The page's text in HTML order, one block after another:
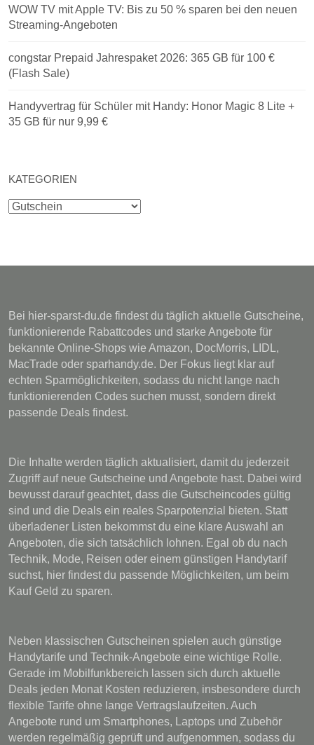
WOW TV mit Apple TV: Bis zu 50 % sparen bei den neuen
Streaming-Angeboten
congstar Prepaid Jahrespaket 2026: 365 GB für 100 €
(Flash Sale)
Handyvertrag für Schüler mit Handy: Honor Magic 8 Lite +
35 GB für nur 9,99 €
KATEGORIEN
Kategorien
Bei hier-sparst-du.de findest du täglich aktuelle Gutscheine,
funktionierende Rabattcodes und starke Angebote für
bekannte Online-Shops wie Amazon, DocMorris, LIDL,
MacTrade oder sparhandy.de. Der Fokus liegt klar auf
echten Sparmöglichkeiten, sodass du nicht lange nach
funktionierenden Codes suchen musst, sondern direkt
passende Deals findest.
Die Inhalte werden täglich aktualisiert, damit du jederzeit
Zugriff auf neue Gutscheine und Angebote hast. Dabei wird
bewusst darauf geachtet, dass die Gutscheincodes gültig
sind und die Deals ein reales Sparpotenzial bieten. Statt
überladener Listen bekommst du eine klare Auswahl an
Angeboten, die sich tatsächlich lohnen. Egal ob du nach
Technik, Mode, Reisen oder einem günstigen Handytarif
suchst, hier findest du passende Möglichkeiten, um beim
Kauf Geld zu sparen.
Neben klassischen Gutscheinen spielen auch günstige
Handytarife und Technik-Angebote eine wichtige Rolle.
Gerade im Mobilfunkbereich lassen sich durch aktuelle
Deals jeden Monat Kosten reduzieren, insbesondere durch
flexible Tarife ohne lange Vertragslaufzeiten. Auch
Angebote rund um Smartphones, Laptops und Zubehör
werden regelmäßig geprüft und aufgenommen, sodass du